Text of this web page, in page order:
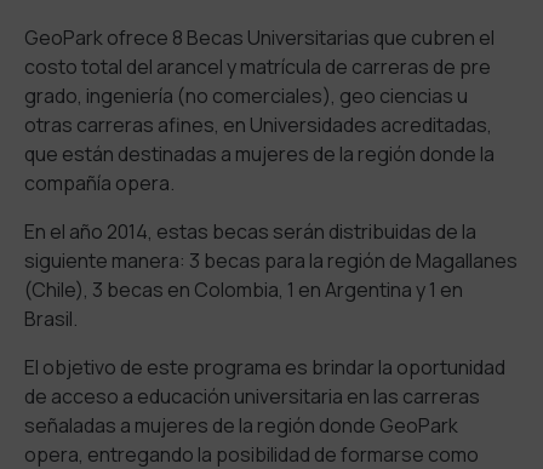
GeoPark ofrece 8 Becas Universitarias que cubren el
costo total del arancel y matrícula de carreras de pre
grado, ingeniería (no comerciales), geo ciencias u
otras carreras afines, en Universidades acreditadas,
que están destinadas a mujeres de la región donde la
compañía opera.
En el año 2014, estas becas serán distribuidas de la
siguiente manera: 3 becas para la región de Magallanes
(Chile), 3 becas en Colombia, 1 en Argentina y 1 en
Brasil.
El objetivo de este programa es brindar la oportunidad
de acceso a educación universitaria en las carreras
señaladas a mujeres de la región donde GeoPark
opera, entregando la posibilidad de formarse como